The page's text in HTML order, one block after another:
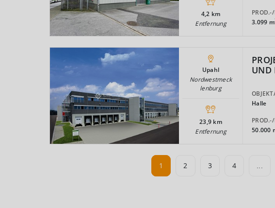
4,2 km
Entfernung
3.099 m
Upahl
Nordwestmeck
lenburg
23,9 km
Entfernung
UND
Halle
50.000
1 2 3 4